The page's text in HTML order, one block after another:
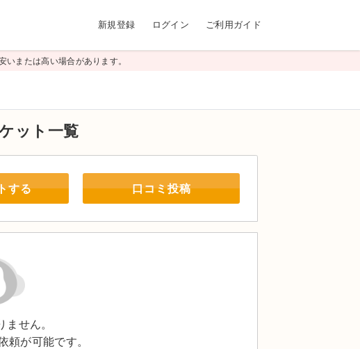
新規登録 ログイン ご利用ガイド
または高い場合があります。
ット一覧
する 口コミ投稿
せん。
頼が可能です。